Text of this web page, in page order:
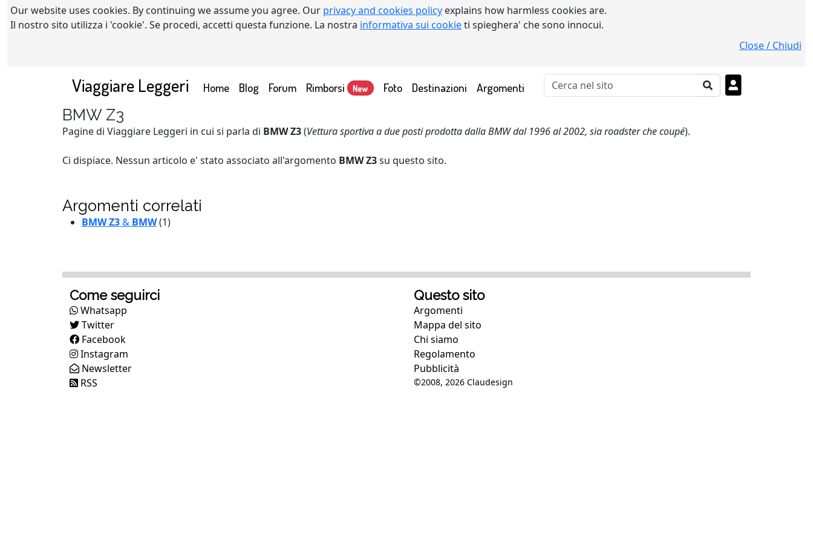
Our website uses cookies. By continuing we assume you agree. Our privacy and cookies policy explains how harmless cookies are.
Il nostro sito utilizza i 'cookie'. Se procedi, accetti questa funzione. La nostra informativa sui cookieti spieghera' che sono innocui.
Close / Chiudi
Viaggiare Leggeri Home(current)
Blog Forum Rimborsi New Foto Destinazioni Argomenti
BMW Z3
Pagine di Viaggiare Leggeri in cui si parla di BMW Z3(Vettura sportiva a due posti prodotta dalla BMW dal 1996 al 2002, sia roadster che coupé).
Ci dispiace. Nessun articolo e' stato associato all'argomento BMW Z3su questo sito.
Argomenti correlati
BMW Z3& BMW(1)
Come seguirci
Whatsapp
Twitter
Facebook
Instagram
Newsletter
RSS
Questo sito
Argomenti
Mappa del sito
Chi siamo
Regolamento
Pubblicità
©2008, 2026 Claudesign